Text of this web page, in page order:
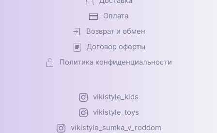
Оплата
Возврат и обмен
Договор оферты
Политика конфиденциальности
vikistyle_kids
vikistyle_toys
vikistyle_sumka_v_roddom